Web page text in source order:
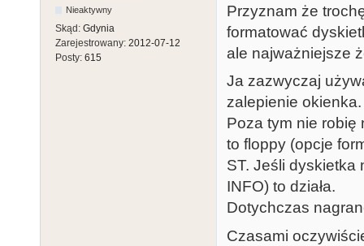
Nieaktywny
Skąd: Gdynia
Zarejestrowany: 2012-07-12
Posty: 615
Przyznam że
formatować
ale najważniejsze
Ja zazwyczaj
zalepienie okienka.
Poza tym nie robię
to floppy (opcje
ST. Jeśli dyskietka
INFO) to działa.
Dotychczas
Czasami